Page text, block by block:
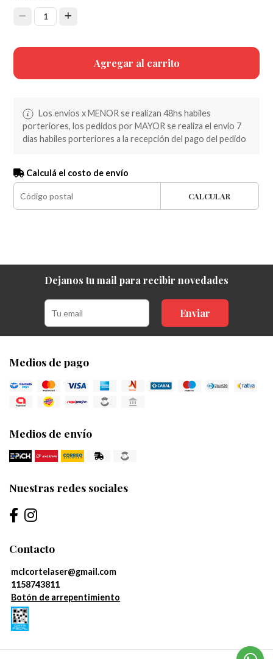
1
Agregar al carrito
Los envios x MENOR se realizan 48hs habiles
porteriores, los pedidos por MAYOR se realiza el envio 7
dias habiles porteriores a la recepción del pago del pedido
Calculá el costo de envío
CALCULAR
Dejanos tu mail para recibir novedades
Enviar
Medios de pago
Medios de envío
Nuestras redes sociales
Contacto
mclcortelaser@gmail.com
1158743811
Botón de arrepentimiento